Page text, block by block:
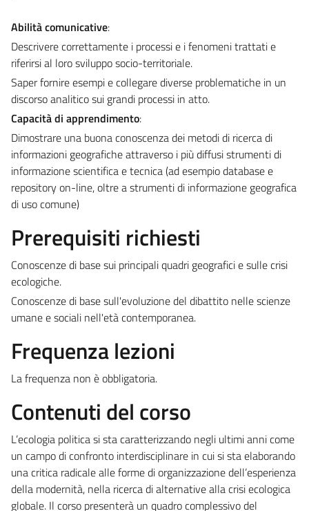
Abilità comunicative:
Descrivere correttamente i processi e i fenomeni trattati e
riferirsi al loro sviluppo socio-territoriale.
Saper fornire esempi e collegare diverse problematiche in un
discorso analitico sui grandi processi in atto.
Capacità di apprendimento:
Dimostrare una buona conoscenza dei metodi di ricerca di
informazioni geografiche attraverso i più diffusi strumenti di
informazione scientifica e tecnica (ad esempio database e
repository on-line, oltre a strumenti di informazione geografica
di uso comune)
Prerequisiti richiesti
Conoscenze di base sui principali quadri geografici e sulle crisi
ecologiche.
Conoscenze di base sull'evoluzione del dibattito nelle scienze
umane e sociali nell'età contemporanea.
Frequenza lezioni
La frequenza non è obbligatoria.
Contenuti del corso
L’ecologia politica si sta caratterizzando negli ultimi anni come
un campo di confronto interdisciplinare in cui si sta elaborando
una critica radicale alle forme di organizzazione dell’esperienza
della modernità, nella ricerca di alternative alla crisi ecologica
globale. Il corso presenterà un quadro complessivo del